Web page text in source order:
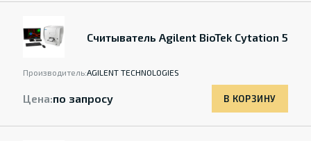
Считыватель Agilent BioTek Cytation 5
Производитель:AGILENT TECHNOLOGIES
Цена:по запросу В КОРЗИНУ